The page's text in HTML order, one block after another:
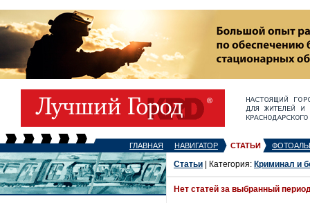
ГЛАВНАЯ НАВИГАТОР СТАТЬИ
Статьи | Категория: Криминал и
Нет статей за выбранный